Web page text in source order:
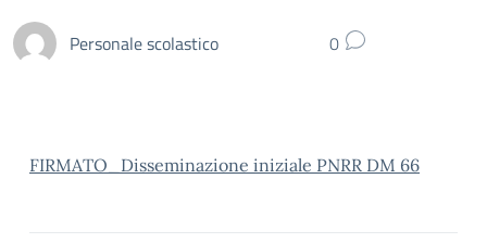
Personale scolastico 0
FIRMATO_Disseminazione iniziale PNRR DM 66